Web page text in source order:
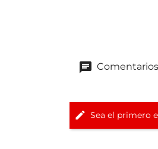
Sea el primero